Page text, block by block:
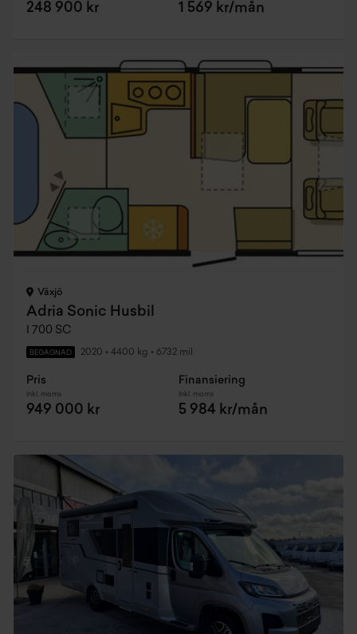
248 900 kr 1 569 kr/mån
Växjö
Adria Sonic Husbil
I 700 SC
BEGAGNAD 2020 • 4400 kg • 6732 mil
Pris
Inkl. moms
949 000 kr
Finansiering
Inkl. moms
5 984 kr/mån